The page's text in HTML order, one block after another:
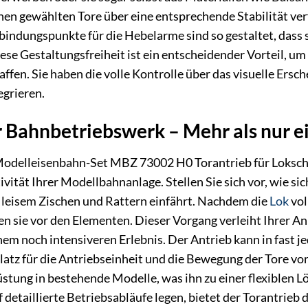
gewählten Tore über eine entsprechende Stabilität
für die Hebelarme sind so gestaltet,
Gestaltungsfreiheit ist ein entscheidender Vorteil,
Sie haben die volle Kontrolle über das visuelle
– Mehr als nur
Set MBZ 73002 H0 Torantrieb für
Ihrer Modellbahnanlage. Stellen Sie sich vor, wie
Zischen und Rattern einfährt. Nachdem dieLok
sie vor den Elementen. Dieser Vorgang verleiht Ihrer
noch intensiveren Erlebnis. Der Antrieb kann in fast
für die Antriebseinheit und die Bewegung der Tore
in bestehende Modelle, was ihn zu einer flexiblen
Betriebsabläufe legen, bietet der Torantrieb